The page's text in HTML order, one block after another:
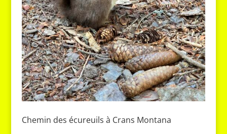
Chemin des écureuils à Crans Montana